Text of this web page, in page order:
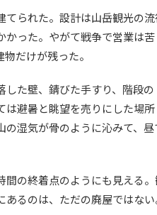
てられた。設計は山岳観光の
かった。やがて戦争で営業は苦
だけが残った。
た壁、錆びた手すり、階段の
は避暑と眺望を売りにした場所
湿気が骨のように沁みて、昼
間の終着点のようにも見える
るのは、ただの廃屋ではない